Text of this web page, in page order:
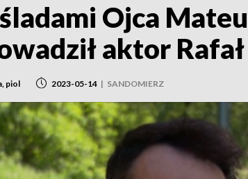
Ojca
aktor
piol 2023-05-14 | SANDOMIERZ